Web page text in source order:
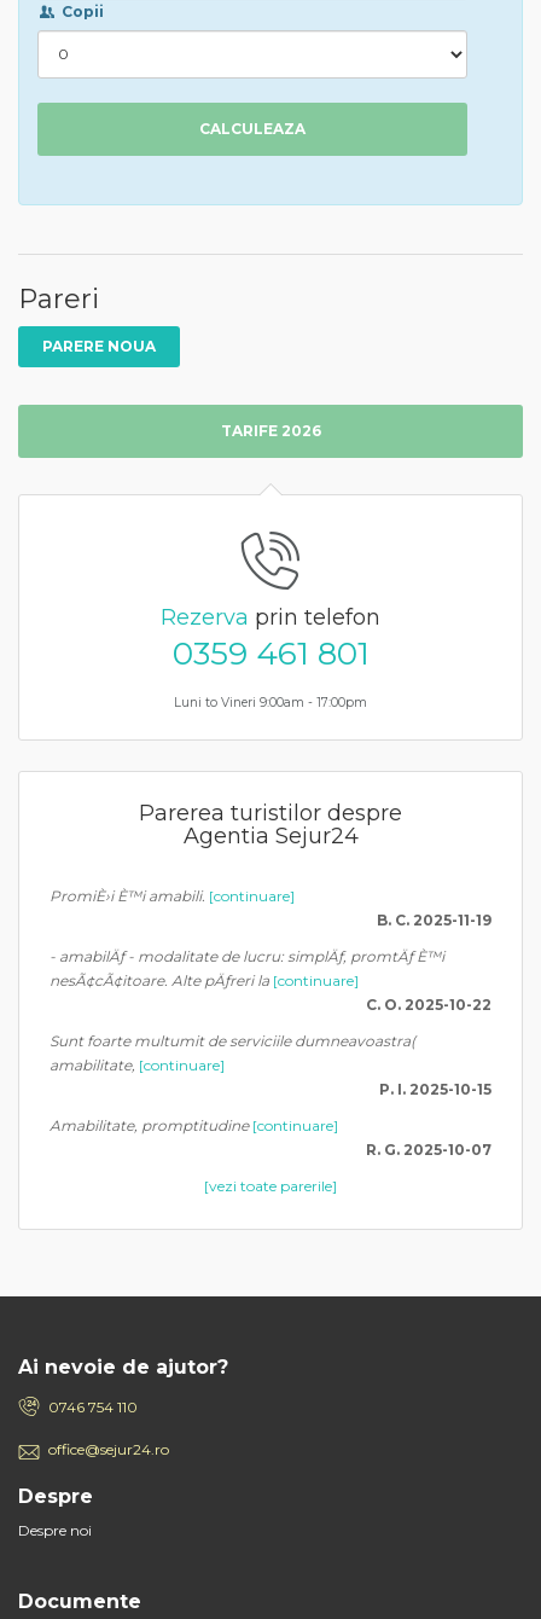
Copii
CALCULEAZA
Pareri
PARERE NOUA
TARIFE 2026
Rezerva prin telefon
0359 461 801
Luni to Vineri 9:00am - 17:00pm
Parerea turistilor despre
Agentia Sejur24
PromiÈ›i È™i amabili. [continuare]
B. C. 2025-11-19
- amabilÄƒ - modalitate de lucru: simplÄƒ, promtÄƒ È™i
nesÃ¢cÃ¢itoare. Alte pÄƒreri la [continuare]
C. O. 2025-10-22
Sunt foarte multumit de serviciile dumneavoastra(
amabilitate, [continuare]
P. I. 2025-10-15
Amabilitate, promptitudine [continuare]
R. G. 2025-10-07
[vezi toate parerile]
Ai nevoie de ajutor?
0746 754 110
office@sejur24.ro
Despre
Despre noi
Documente